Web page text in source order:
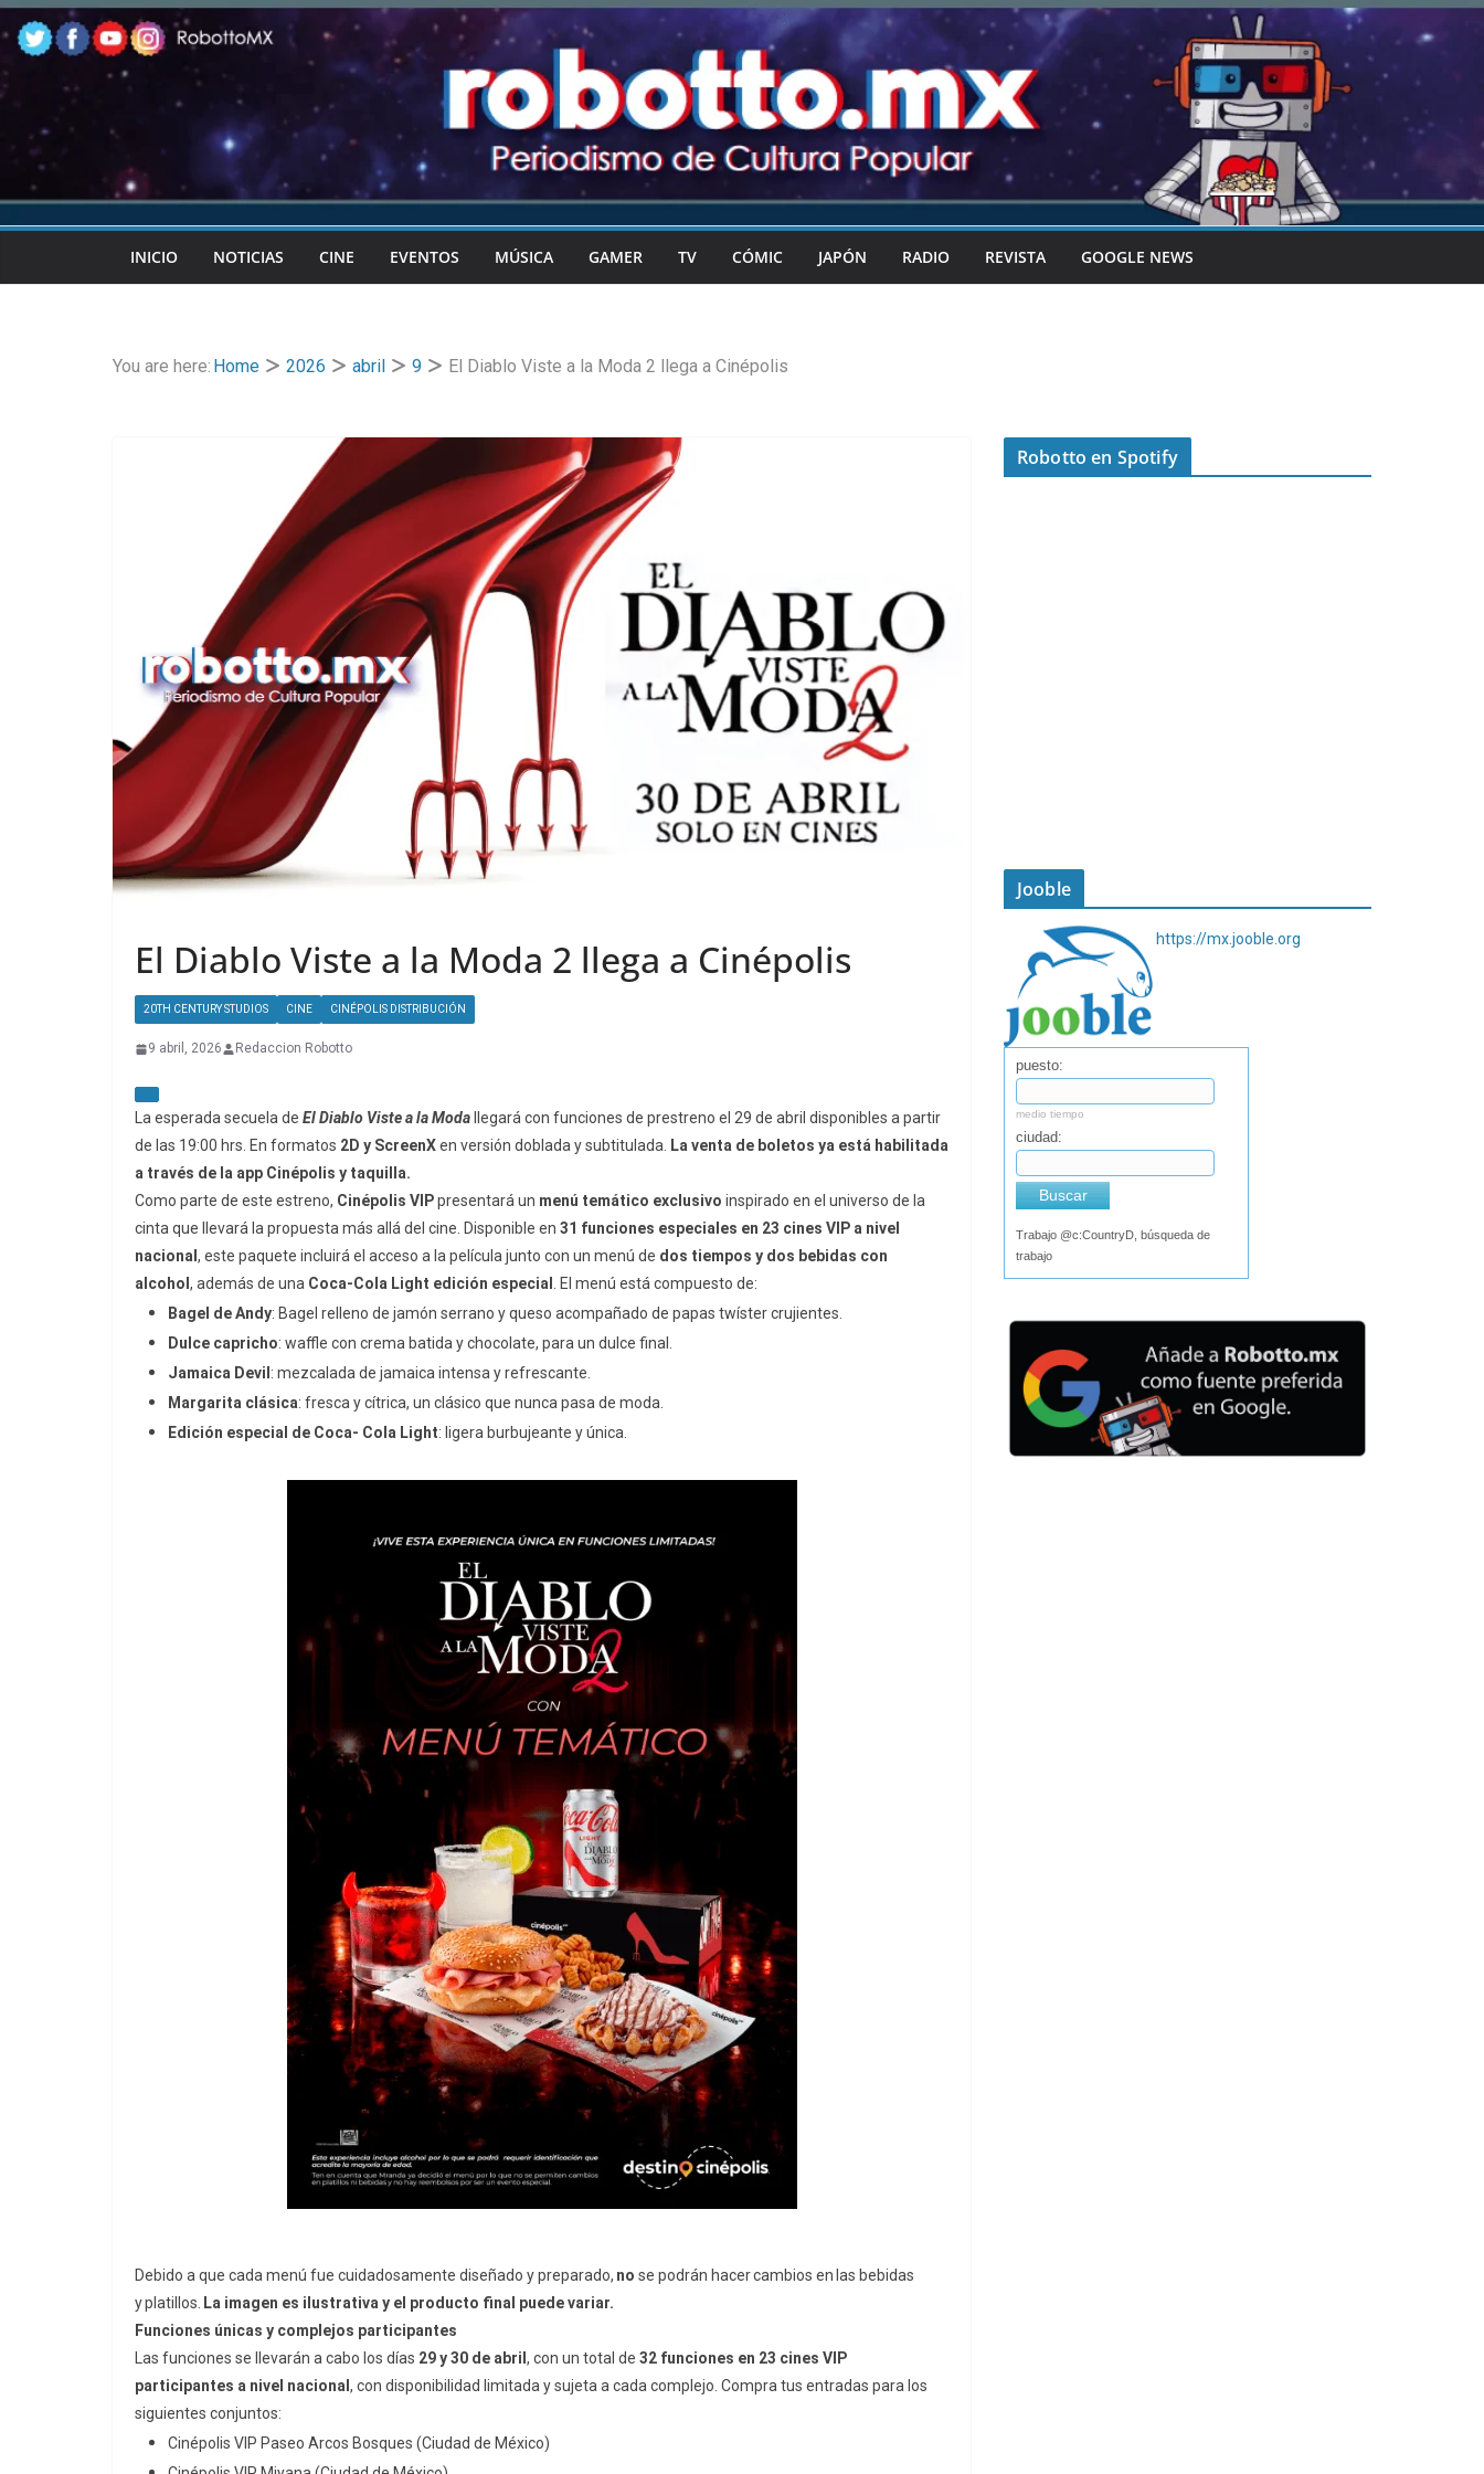
Skip
to
content
INICIO NOTICIAS CINE EVENTOS MÚSICA GAMER TV CÓMIC JAPÓN RADIO REVISTA GOOGLE NEWS
You are here: Home 2026 abril 9 El Diablo Viste a la Moda 2 llega a Cinépolis
El Diablo Viste a la Moda 2 llega a Cinépolis
20TH CENTURY STUDIOS CINE CINÉPOLIS DISTRIBUCIÓN
9 abril, 2026 Redaccion Robotto
La esperada secuela de El Diablo Viste a la Moda llegará con funciones de prestreno el 29 de abril disponibles a partir
de las 19:00 hrs. En formatos 2D y ScreenXen versión doblada y subtitulada.
La venta de boletos ya está habilitada
a través de la app Cinépolis y taquilla.
Como parte de este estreno, Cinépolis VIPpresentará un menú temático exclusivo inspirado en el universo de la
cinta que llevará la propuesta más allá del cine. Disponible en 31 funciones especiales en 23 cines VIP a nivel
nacional , este paquete incluirá el acceso a la película junto con un menú de dos tiempos y dos bebidas con
alcohol , además de una Coca-Cola Light edición especial
. El menú está compuesto de:
Bagel de Andy: Bagel relleno de jamón serrano y queso acompañado de papas twíster crujientes.
Dulce capricho: waffle con crema batida y chocolate, para un dulce final.
Jamaica Devil : mezcalada de jamaica intensa y refrescante.
Margarita clásica: fresca y cítrica, un clásico que nunca pasa de moda.
Edición especial de Coca- Cola Light: ligera burbujeante y única.
Debido a que cada menú fue cuidadosamente diseñado y preparado, no se podrán hacer cambios en las bebidas
y platillos. La imagen es ilustrativa y el producto final puede variar.
Funciones únicas y complejos participantes
Las funciones se llevarán a cabo los días 29 y 30 de abril , con un total de 32 funciones en 23 cines VIP
participantes a nivel nacional , con disponibilidad limitada y sujeta a cada complejo. Compra tus entradas para los
siguientes conjuntos:
Cinépolis VIP Paseo Arcos Bosques (Ciudad de México)
Robotto en Spotify
Jooble
https://mx.jooble.org
puesto:
medio tiempo
ciudad:
Buscar
Trabajo @c:CountryD, búsqueda de
trabajo